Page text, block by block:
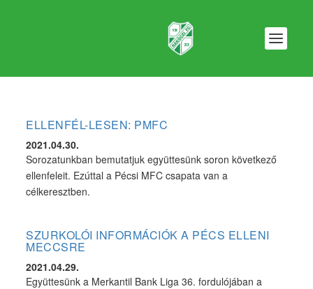
ELLENFÉL-LESEN: PMFC
2021.04.30.
Sorozatunkban bemutatjuk együttesünk soron következő
ellenfeleit. Ezúttal a Pécsi MFC csapata van a
célkeresztben.
SZURKOLÓI INFORMÁCIÓK A PÉCS ELLENI
MECCSRE
2021.04.29.
Együttesünk a Merkantil Bank Liga 36. fordulójában a